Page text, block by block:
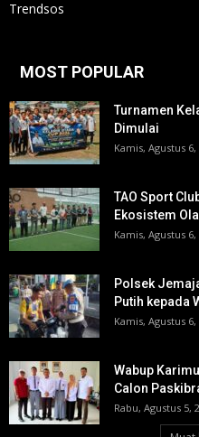
Trendsos
MOST POPULAR
Turnamen
Dimulai
Kamis, Agustus
TAO Sport
Ekosistem
Kamis, Agustus
Polsek
Putih kepada
Kamis, Agustus
Wabup
Calon
Rabu, Agustus 5,